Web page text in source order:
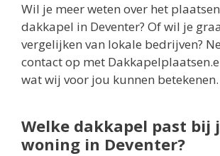
Wil je meer weten over het
dakkapel in Deventer? Of wil je
vergelijken van lokale bedrijven?
contact op met
wat wij voor jou kunnen betekenen.
Welke dakkapel past bij
woning in Deventer?